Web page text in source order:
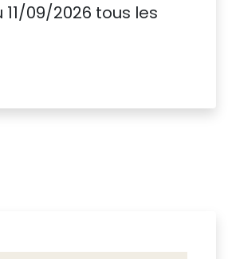
11/09/2026 tous les